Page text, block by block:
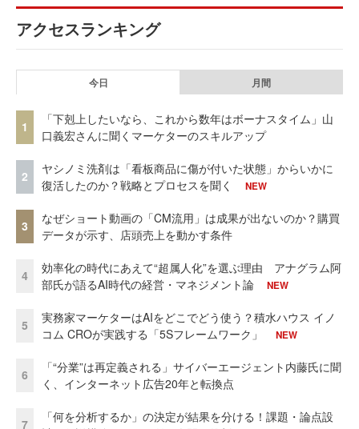
アクセスランキング
今日 月間
1
「下剋上したいなら、これから数年はボーナスタイム」山
口義宏さんに聞くマーケターのスキルアップ
2
ヤシノミ洗剤は「看板商品に傷が付いた状態」からいかに
復活したのか？戦略とプロセスを聞く
NEW
3
なぜショート動画の「CM流用」は成果が出ないのか？購買
データが示す、店頭売上を動かす条件
4
効率化の時代にあえて“超属人化”を選ぶ理由 アナグラム阿
部氏が語るAI時代の経営・マネジメント論
NEW
5
実務家マーケターはAIをどこでどう使う？積水ハウス イノ
コム CROが実践する「5Sフレームワーク」
NEW
6
「“分業”は再定義される」サイバーエージェント内藤氏に聞
く、インターネット広告20年と転換点
7
「何を分析するか」の決定が結果を分ける！課題・論点設